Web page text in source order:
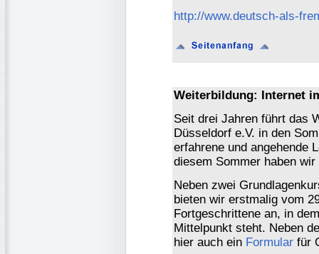
http://www.deutsch-als-
Weiterbildung: Internet
Seit drei Jahren führt das
Düsseldorf e.V. in den
erfahrene und angehende
diesem Sommer haben
Neben zwei
bieten wir erstmalig vom
Fortgeschrittene an, in
Mittelpunkt steht. Neben
hier auch ein Formular für